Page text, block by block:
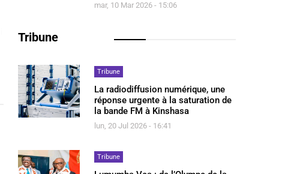
mar, 10 Mar 2026 - 15:06
Tribune
Tribune
La radiodiffusion numérique, une
réponse urgente à la saturation de
la bande FM à Kinshasa
lun, 20 Jul 2026 - 16:41
Tribune